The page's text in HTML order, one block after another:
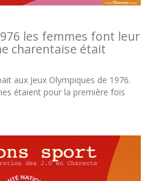
les femmes font leur
charentaise était
aux Jeux Olympiques de 1976.
étaient pour la première fois